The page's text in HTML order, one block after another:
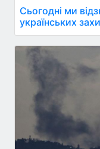
Сьогодні ми
українських